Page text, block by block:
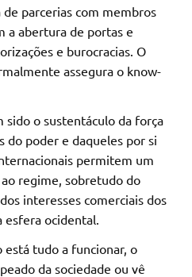
parcerias com membros
a abertura de portas e
e burocracias. O
assegura o know-
sido o sustentáculo da força
do poder e daqueles por si
permitem um
regime, sobretudo do
interesses comerciais dos
esfera ocidental.
está tudo a funcionar, o
da sociedade ou vê